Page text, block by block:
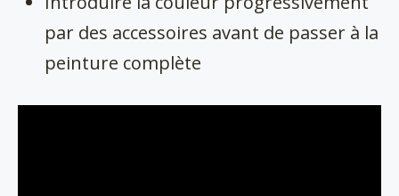
par des accessoires avant de passer à la
peinture complète